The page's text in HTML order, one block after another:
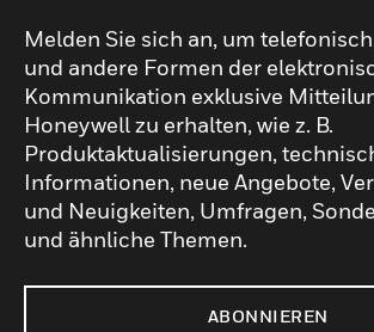
Melden Sie sich an, um
und andere Formen der
Kommunikation exklusive
Honeywell zu erhalten, wie z. B.
Produktaktualisierungen,
Informationen, neue Angebote,
und Neuigkeiten, Umfragen,
und ähnliche Themen.
ABONNIEREN